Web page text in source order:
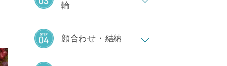
輪
顔合わせ・結納